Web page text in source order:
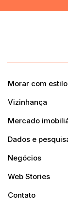
Morar com estilo
Vizinhança
Mercado
Dados e
Negócios
Web Stories
Contato